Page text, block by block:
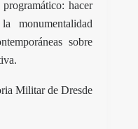
hacer
monumentalidad
sobre